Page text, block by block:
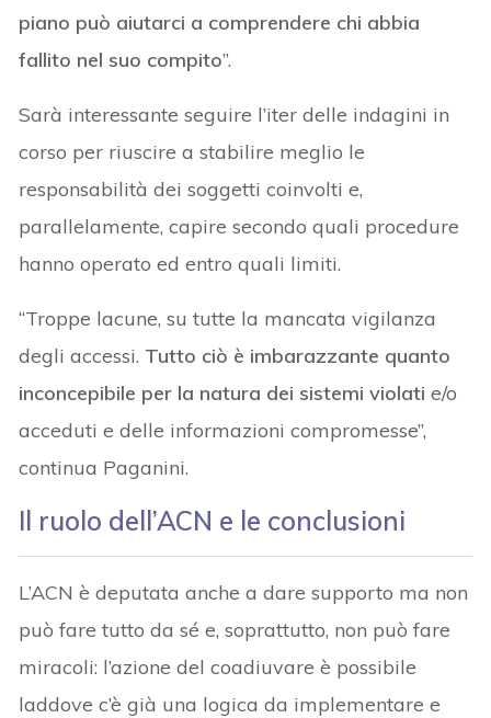
piano può aiutarci a comprendere chi abbia
fallito nel suo compito”.
Sarà interessante seguire l’iter delle indagini in
corso per riuscire a stabilire meglio le
responsabilità dei soggetti coinvolti e,
parallelamente, capire secondo quali procedure
hanno operato ed entro quali limiti.
“Troppe lacune, su tutte la mancata vigilanza
degli accessi. Tutto ciò è imbarazzante quanto
inconcepibile per la natura dei sistemi violati e/o
acceduti e delle informazioni compromesse”,
continua Paganini.
Il ruolo dell’ACN e le conclusioni
L’ACN è deputata anche a dare supporto ma non
può fare tutto da sé e, soprattutto, non può fare
miracoli: l’azione del coadiuvare è possibile
laddove c’è già una logica da implementare e